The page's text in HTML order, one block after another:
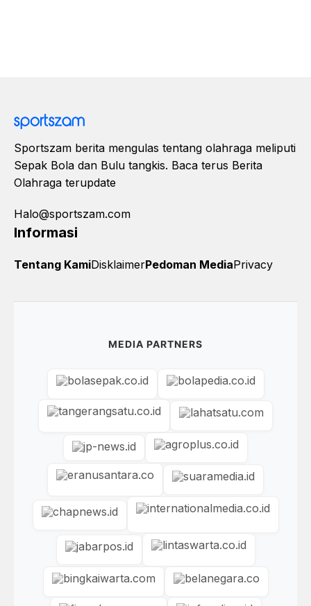
Sportszam berita mengulas tentang olahraga meliputi
Sepak Bola dan Bulu tangkis. Baca terus Berita
Olahraga terupdate
Halo@sportszam.com
Informasi
Tentang KamiDisklaimerPedoman MediaPrivacy
MEDIA PARTNERS